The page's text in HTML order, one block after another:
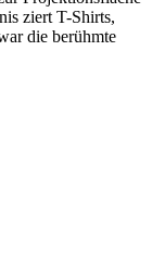
ziert T-Shirts,
die berühmte